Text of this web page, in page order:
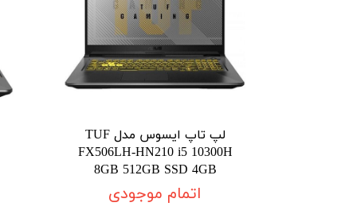
لپ تاپ ایسوس مدل TUF
FX506LH-HN210 i5 10300H
8GB 512GB SSD 4GB
اتمام موجودی